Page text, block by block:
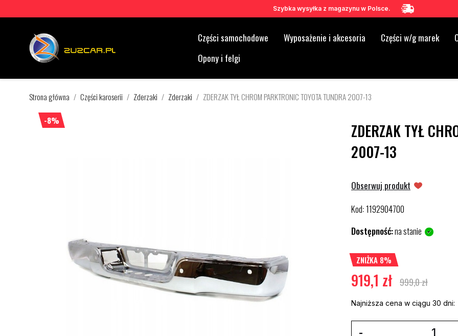
Szybka wysyłka z magazynu w Polsce.
Części samochodowe Wyposażenie i akcesoria Części w/g marek
Opony i felgi
Strona główna Części karoserii Zderzaki Zderzaki ZDERZAK TYŁ CHROM PARKTRONIC TOYOTA TUNDRA 2007-13
-8%
ZDERZAK TYŁ
2007-13
Obserwuj produkt
Kod:1192904700
Dostępność:na stanie
ZNIŻKA 8%
919,1 zł 999,0 zł
Najniższa cena w ciągu 30 dni: